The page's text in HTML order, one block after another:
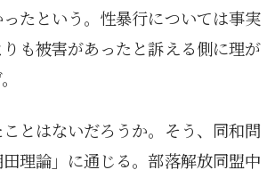
たという。性暴行については事実
も被害があったと訴える側に理が
とはないだろうか。そう、同和問
理論」に通じる。部落解放同盟中